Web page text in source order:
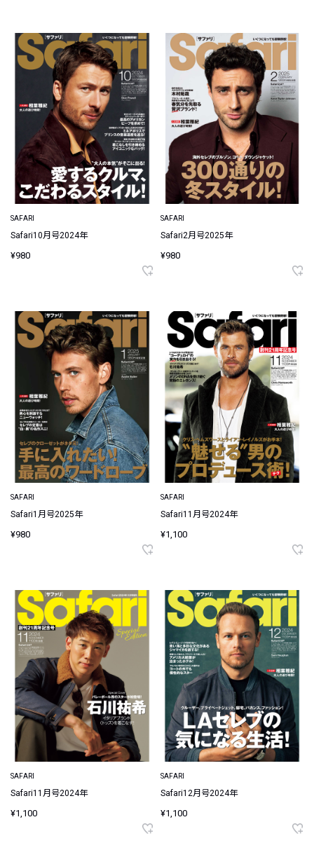
SAFARI
Safari10月号2024年
¥980
SAFARI
Safari2月号2025年
¥980
SAFARI
Safari1月号2025年
¥980
SAFARI
Safari11月号2024年
¥1,100
SAFARI
Safari11月号2024年
¥1,100
SAFARI
Safari12月号2024年
¥1,100